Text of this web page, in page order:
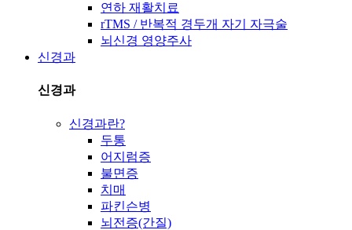
연하 재활치료
rTMS / 반복적 경두개 자기 자극술
뇌신경 영양주사
신경과
신경과
신경과란?
두통
어지럼증
불면증
치매
파킨슨병
뇌전증(간질)